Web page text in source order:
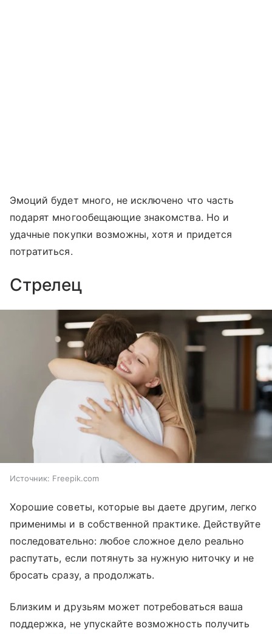
Эмоций будет много, не исключено что часть
подарят многообещающие знакомства. Но и
удачные покупки возможны, хотя и придется
потратиться.
Стрелец
Источник: Freepik.com
Хорошие советы, которые вы даете другим, легко
применимы и в собственной практике. Действуйте
последовательно: любое сложное дело реально
распутать, если потянуть за нужную ниточку и не
бросать сразу, а продолжать.
Близким и друзьям может потребоваться ваша
поддержка, не упускайте возможность получить